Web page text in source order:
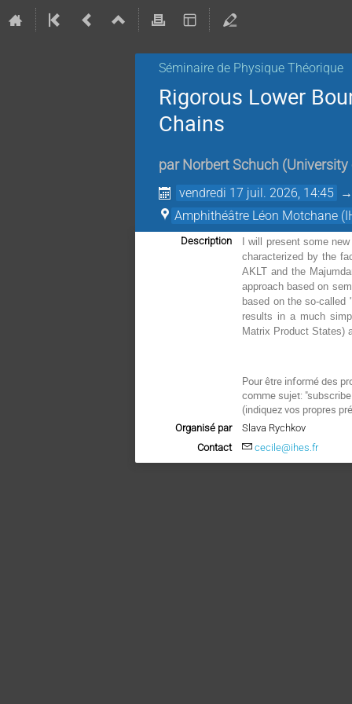
Séminaire de Physique Théorique
Rigorous Lower
Chains
par Norbert Schuch (University
vendredi 17 juil. 2026, 14:45
Amphithéâtre Léon Motchane
Description
I will present some
characterized by the
AKLT and the
approach based on
based on the so-called
results in a much
Matrix Product States)
Pour être informé des
comme sujet:
(indiquez vos propres
Organisé par
Slava Rychkov
Contact
cecile@ihes.fr